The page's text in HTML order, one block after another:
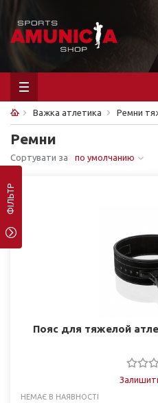
Важка атлетика Ремни
Ремни
Сортувати за по умолчанию
ФІЛЬТР
Пояс для тяжелой
НЕМАЄ В НАЯВНОСТІ